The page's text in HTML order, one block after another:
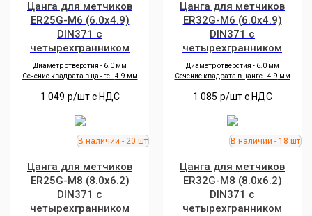
Цанга для метчиков
ER25G-M6 (6.0x4.9)
DIN371 с
четырехгранником
Диаметр отверстия - 6.0мм
Сечение квадрата в цанге -4.9 мм
1 049 р/шт c НДС
Цанга для метчиков
ER32G-M6 (6.0x4.9)
DIN371 с
четырехгранником
Диаметр отверстия - 6.0мм
Сечение квадрата в цанге -4.9 мм
1 085 р/шт c НДС
Цанга для метчиков
ER25G-M8 (8.0x6.2)
DIN371 с
четырехгранником
Цанга для метчиков
ER32G-M8 (8.0x6.2)
DIN371 с
четырехгранником